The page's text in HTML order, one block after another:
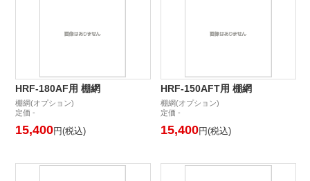
HRF-180AF用 棚網
棚網(オプション)
定価 -
15,400円(税込)
HRF-150AFT用 棚網
棚網(オプション)
定価 -
15,400円(税込)